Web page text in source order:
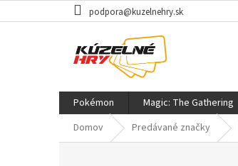
na
podpora@kuzelnehry.sk
Pokémon Magic: The Gathering
Domov
Predávané značky